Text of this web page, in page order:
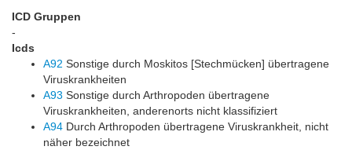
ICD Gruppen
-
Icds
A92 Sonstige durch Moskitos [Stechmücken] übertragene
Viruskrankheiten
A93 Sonstige durch Arthropoden übertragene
Viruskrankheiten, anderenorts nicht klassifiziert
A94 Durch Arthropoden übertragene Viruskrankheit, nicht
näher bezeichnet